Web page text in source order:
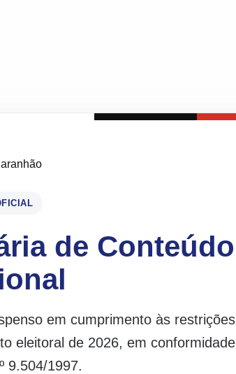
de Conteúdo
em cumprimento às restrições
eleitoral de 2026, em conformidade
9.504/1997.